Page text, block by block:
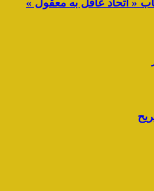
« اتحاد عاقل به معقول »